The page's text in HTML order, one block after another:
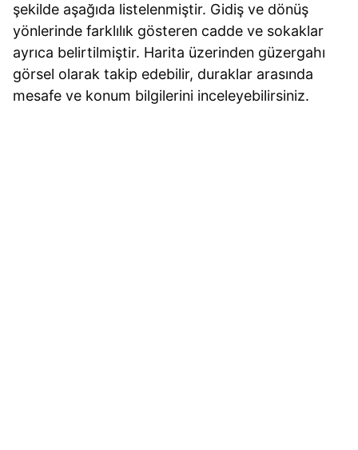
şekilde aşağıda listelenmiştir. Gidiş ve dönüş
yönlerinde farklılık gösteren cadde ve sokaklar
ayrıca belirtilmiştir. Harita üzerinden güzergahı
görsel olarak takip edebilir, duraklar arasında
mesafe ve konum bilgilerini inceleyebilirsiniz.